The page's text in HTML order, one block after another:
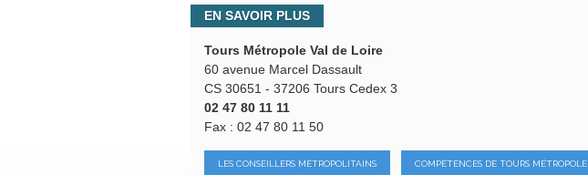
EN SAVOIR PLUS
Tours Métropole Val de Loire
60 avenue Marcel Dassault
CS 30651 - 37206 Tours Cedex 3
02 47 80 11 11
Fax : 02 47 80 11 50
LES CONSEILLERS MÉTROPOLITAINS COMPÉTENCES DE TOURS MÉTROPOLE